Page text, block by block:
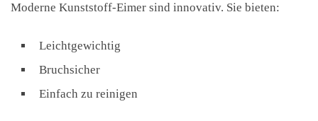
Moderne Kunststoff-Eimer sind innovativ. Sie bieten:
Leichtgewichtig
Bruchsicher
Einfach zu reinigen